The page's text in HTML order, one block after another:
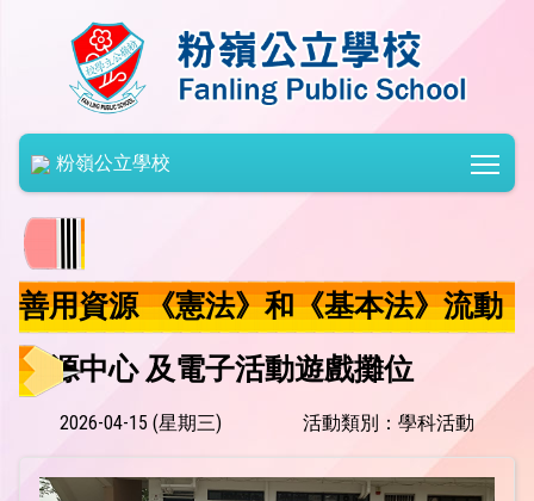
粉嶺公立學校
善用資源 《憲法》和《基本法》流動
資源中心 及電子活動遊戲攤位
2026-04-15 (星期三) 活動類別：學科活動